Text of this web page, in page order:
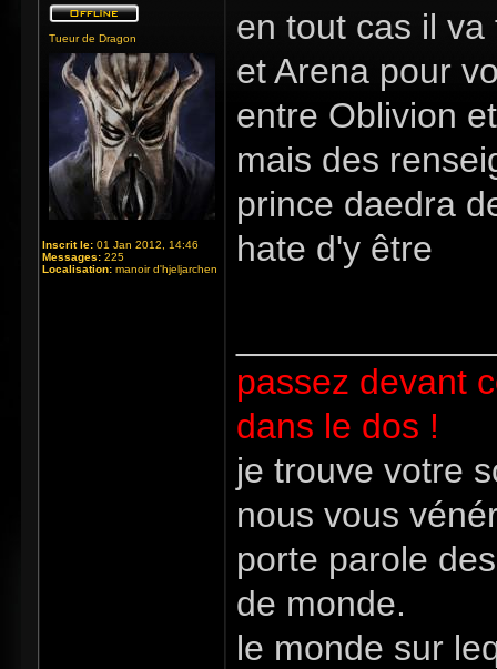
Tueur de Dragon
Inscrit le: 01 Jan 2012, 14:46
Messages: 225
Localisation: manoir d'hjeljarchen
en tout cas il va
et Arena pour
entre Oblivion
mais des
prince daedra
hate d'y être
passez devant
dans le dos !
je trouve votre
nous vous
porte parole
de monde.
le monde sur